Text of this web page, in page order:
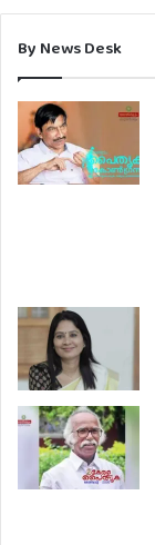
By News Desk